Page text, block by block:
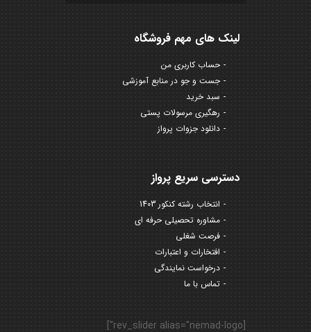
لینک های مهم فروشگاه
حساب کاربری من
جست و جو در منابع آموزشی
سبد خرید
رهگیری مرسولات پستی
دانلود جزوات پرواز
دسترسی سریع پرواز
انتخاب رشته کنکور 1403
مشاوره تحصیلی حرفه ای
فرصت شغلی
افتخارات و اعتبارات
درخواست نمایندگی
تماس با ما
[rev_slider alias="nemad-logo"]